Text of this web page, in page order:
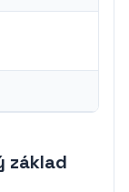
základ